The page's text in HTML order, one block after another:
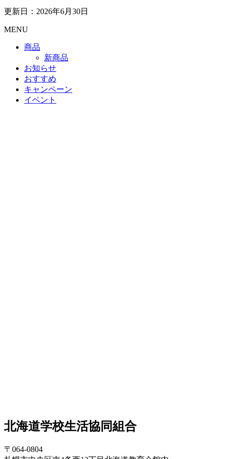
更新日：2026年6月30日
MENU
商品
新商品
お知らせ
おすすめ
キャンペーン
イベント
北海道学校生活協同組合
〒064-0804